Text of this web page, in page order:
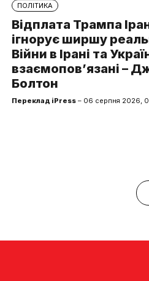
ПОЛІТИКА
Відплата Трампа
ігнорує ширшу
Війни в Ірані та
взаємопов’язані –
Болтон
Переклад iPress – 06 серпня 2026,